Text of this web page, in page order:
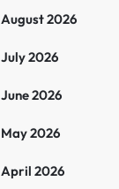
August 2026
July 2026
June 2026
May 2026
April 2026